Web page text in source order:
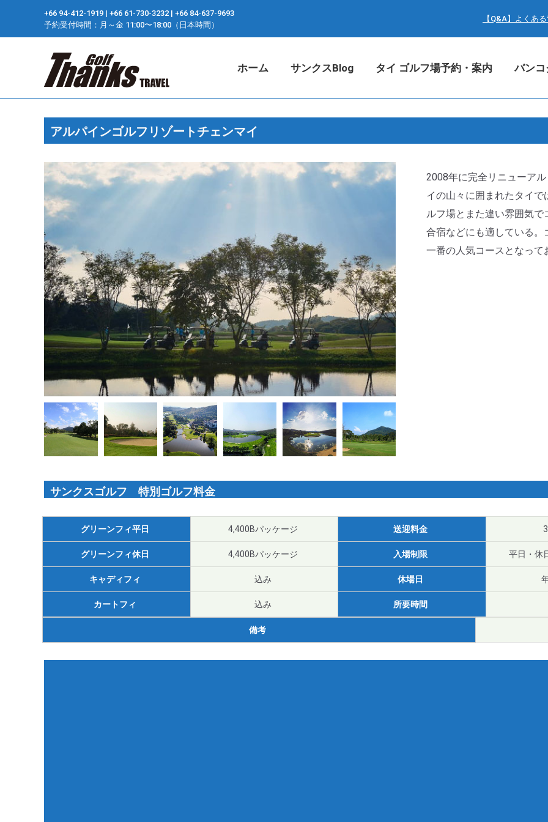
+66 94-412-1919 ​| +66 61-730-3232 ​| +66 84-637-9693
予約受付時間：月～金 11:00〜18:00（日本時間）
【Q&A】よくあ
ホーム サンクスBlog タイ ゴルフ場予約・案内 バン
アルパインゴルフリゾートチェンマイ
2008年に完全リニューア
イの山々に囲まれたタイ
ルフ場とまた違い雰囲気
合宿などにも適している
一番の人気コースとなって
サンクスゴルフ 特別ゴルフ料金
グリーンフィ平日 4,400Bパッケージ
グリーンフィ休日 4,400Bパッケージ
キャディフィ 込み
カートフィ 込み
送迎料金
入場制限 平日・休
休場日
所要時間
備考
タイ ゴルフ場予約・案内 バン